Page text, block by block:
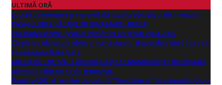
ULTIMĂ ORĂ
Lucrări de montare grinzi prefabricate la obiectivul de investitie
PASAJ CLUBUL VĂCARILOR (BAIA MARE - RECEA)
Programul pentru școli al României an școlar 2024-2025
Cărțile de identitate electronice și simple, disponibile din 10 iunie și
în municipiul Baia Mare
ANUNŢ IMPORTANT! Consiliul Județean Maramureș își desfășoară
activitatea într-un sediu temporar.
Numărul 262 al revistei de cultură "Nord Literar" își așteaptă cititorii